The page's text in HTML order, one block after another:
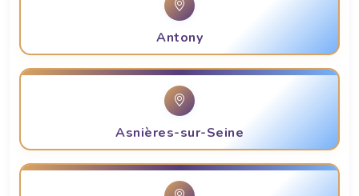
Antony
Asnières-sur-Seine